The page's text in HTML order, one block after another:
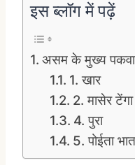
इस ब्लॉग में पढ़ें
असम के मुख्य
1. खार
2. मासेर टेंगा
4. पुरा
5. पोईता भात